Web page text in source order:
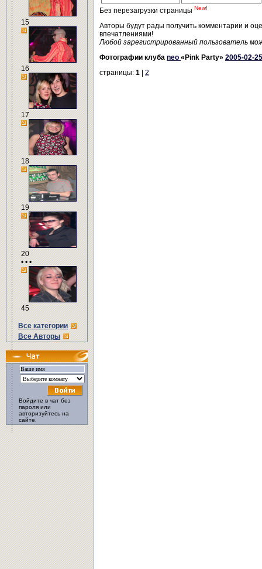
15
16
17
18
19
20
• • •
45
Все категории
Все Авторы
Войдите в чат без
пароля или
авторизуйтесь на
сайте.
Без перезагрузки страницы New!
Авторы будут рады получить комментарии и
впечатлениями!
Любой зарегистрированный пользователь
Фотографии клуба neo «Pink Party» 2005-02-25
страницы: 1 2